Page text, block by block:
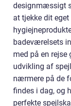
designmæssigt
at tjekke dit
badeværelsets
med på en
udvikling af
nærmere på de
findes i dag, og
perfekte